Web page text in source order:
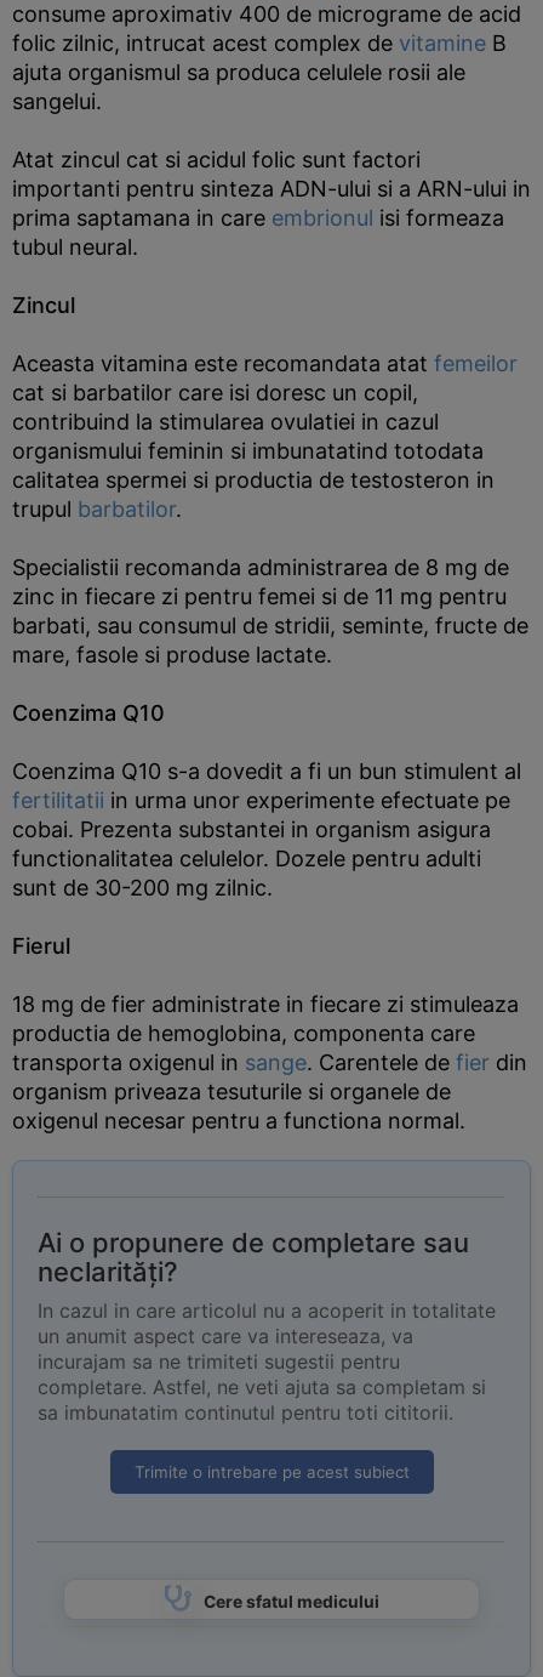
consume aproximativ 400 de micrograme de acid
folic zilnic, intrucat acest complex de vitamine B
ajuta organismul sa produca celulele rosii ale
sangelui.
Atat zincul cat si acidul folic sunt factori
importanti pentru sinteza ADN-ului si a ARN-ului in
prima saptamana in care embrionul isi formeaza
tubul neural.
Zincul
Aceasta vitamina este recomandata atat femeilor
cat si barbatilor care isi doresc un copil,
contribuind la stimularea ovulatiei in cazul
organismului feminin si imbunatatind totodata
calitatea spermei si productia de testosteron in
trupul barbatilor.
Specialistii recomanda administrarea de 8 mg de
zinc in fiecare zi pentru femei si de 11 mg pentru
barbati, sau consumul de stridii, seminte, fructe de
mare, fasole si produse lactate.
Coenzima Q10
Coenzima Q10 s-a dovedit a fi un bun stimulent al
fertilitatii in urma unor experimente efectuate pe
cobai. Prezenta substantei in organism asigura
functionalitatea celulelor. Dozele pentru adulti
sunt de 30-200 mg zilnic.
Fierul
18 mg de fier administrate in fiecare zi stimuleaza
productia de hemoglobina, componenta care
transporta oxigenul in sange. Carentele de fier din
organism priveaza tesuturile si organele de
oxigenul necesar pentru a functiona normal.
Ai o propunere de completare sau
neclarități?
In cazul in care articolul nu a acoperit in totalitate
un anumit aspect care va intereseaza, va
incurajam sa ne trimiteti sugestii pentru
completare. Astfel, ne veti ajuta sa completam si
sa imbunatatim continutul pentru toti cititorii.
Trimite o intrebare pe acest subiect
Cere sfatul medicului